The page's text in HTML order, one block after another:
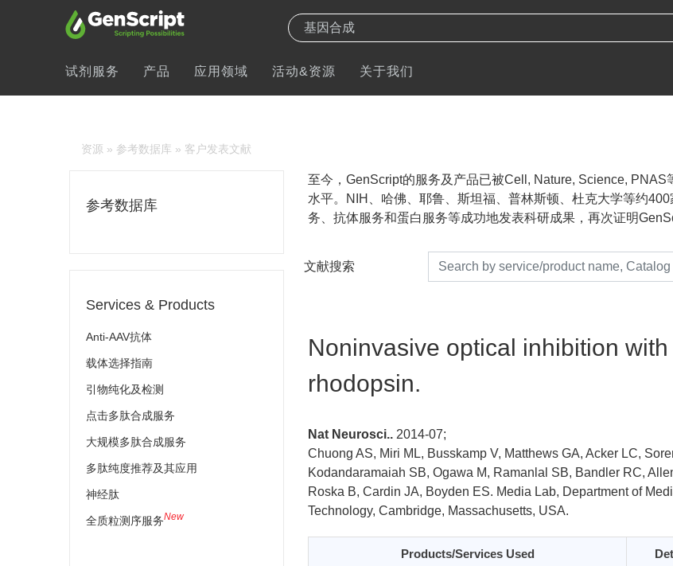
试剂服务 产品 应用领域 活动&资源 关于我们
资源 » 参考数据库 » 客户发表文献
参考数据库
Services & Products
Anti-AAV抗体
载体选择指南
引物纯化及检测
点击多肽合成服务
大规模多肽合成服务
多肽纯度推荐及其应用
神经肽
全质粒测序服务New
至今，GenScript的服务及产品已被Cell, Nature, Science,
水平。NIH、哈佛、耶鲁、斯坦福、普林斯顿、杜克大学等约
务、抗体服务和蛋白服务等成功地发表科研成果，再次证明
文献搜索
Noninvasive optical inhibition
rhodopsin.
Nat Neurosci.. 2014-07;
Chuong AS, Miri ML, Busskamp V, Matthews GA, Acker LC,
Kodandaramaiah SB, Ogawa M, Ramanlal SB, Bandler RC,
Roska B, Cardin JA, Boyden ES. Media Lab, Department of
Technology, Cambridge, Massachusetts, USA.
Products/Services Used